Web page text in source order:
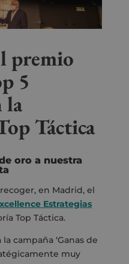
premio
5
la
Táctica
oro a nuestra
en Madrid, el
Estrategias
Top Táctica.
campaña ‘Ganas de
muy